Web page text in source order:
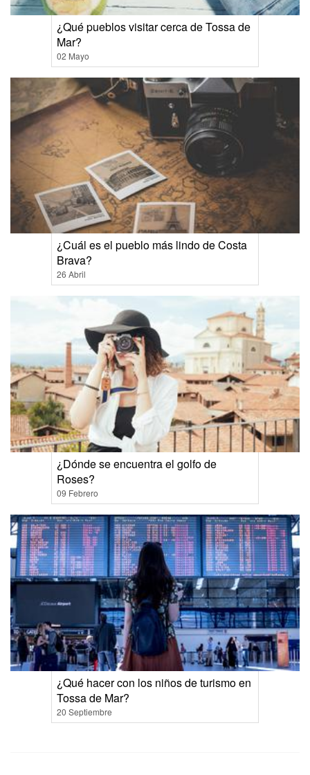
¿Qué pueblos visitar cerca de Tossa de
Mar?
02 Mayo
¿Cuál es el pueblo más lindo de Costa
Brava?
26 Abril
¿Dónde se encuentra el golfo de
Roses?
09 Febrero
¿Qué hacer con los niños de turismo en
Tossa de Mar?
20 Septiembre